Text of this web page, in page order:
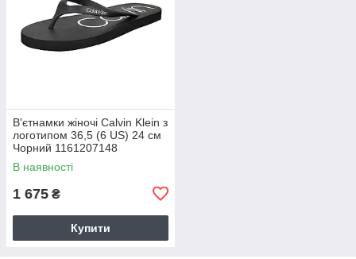
В'єтнамки жіночі Calvin Klein з
логотипом 36,5 (6 US) 24 см
Чорний 1161207148
В наявності
1 675 ₴
Купити